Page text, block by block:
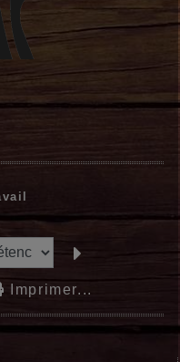
Imprimer...